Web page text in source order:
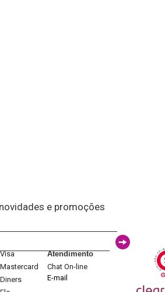
e promoções
Visa
Mastercard
Diners
Atendimento
Chat On-line
E-mail